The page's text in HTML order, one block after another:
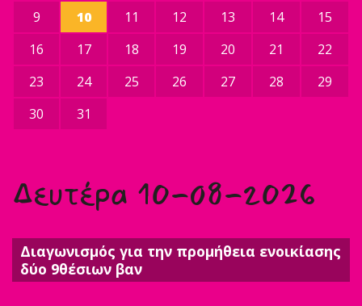
9
10 11 12 13 14
15
16
17 18 19 20 21
22
23
24 25 26 27 28
29
30
31
Δευτέρα 10-08-2026
Διαγωνισμός για την προμήθεια ενοικίασης
δύο 9θέσιων βαν